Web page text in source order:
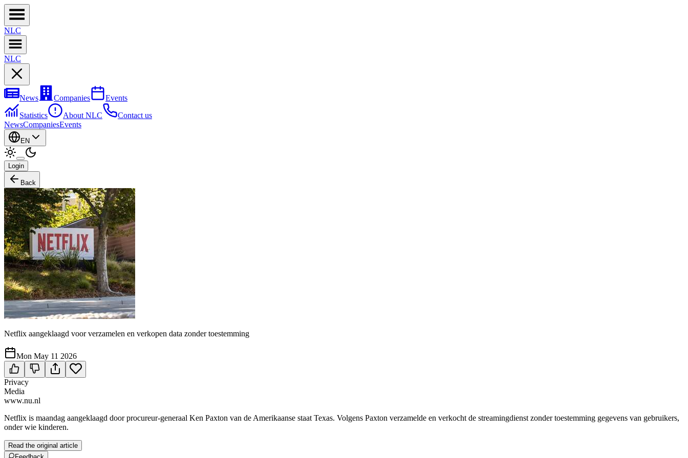
NLC
NLC
News Companies
Events
Statistics
About NLC
Contact us
NewsCompaniesEvents
EN
Login
Back
Netflix aangeklaagd voor verzamelen en verkopen data zonder toestemming
Mon May 11 2026
Privacy
Media
www.nu.nl
Netflix is maandag aangeklaagd door procureur-generaal Ken Paxton van de Amerikaanse staat Texas. Volgens Paxton verzamelde en verkocht de streamingdienst zonder toestemming gegevens van gebruikers,
onder wie kinderen.
Read the original article